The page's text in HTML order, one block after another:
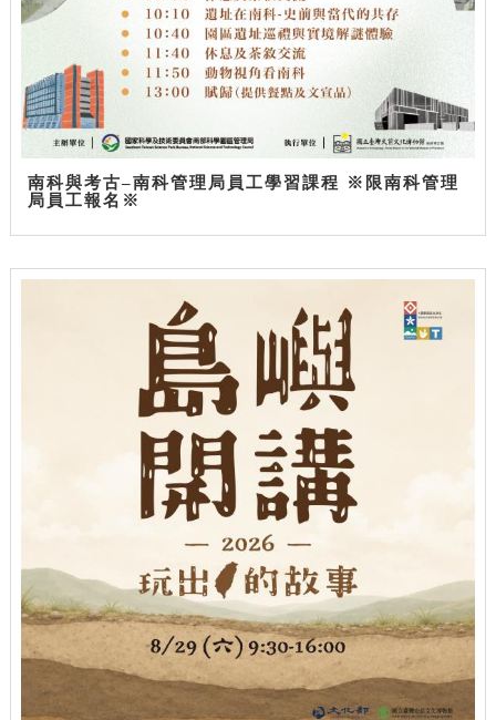
南科與考古–南科管理局員工學習課程 ※限南科管理
局員工報名※